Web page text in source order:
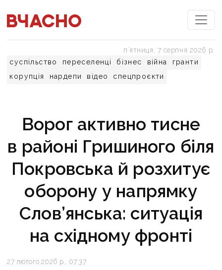
суспільство переселенці бізнес війна
гранти
корупція
нардепи відео спецпроєкти
пʼятниця, 7 серпня 2026 р.
Ворог активно тисне
в районі Гришиного біля
Покровська й розхитує
оборону у напрямку
Слов’янська: ситуація
на східному фронті
27 лютого 2026 р., 07:37